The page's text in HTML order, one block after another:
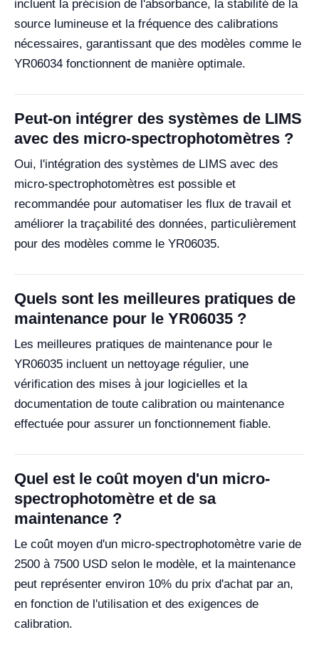
incluent la précision de l'absorbance, la stabilité de la
source lumineuse et la fréquence des calibrations
nécessaires, garantissant que des modèles comme le
YR06034 fonctionnent de manière optimale.
Peut-on intégrer des systèmes de LIMS
avec des micro-spectrophotomètres ?
Oui, l'intégration des systèmes de LIMS avec des
micro-spectrophotomètres est possible et
recommandée pour automatiser les flux de travail et
améliorer la traçabilité des données, particulièrement
pour des modèles comme le YR06035.
Quels sont les meilleures pratiques de
maintenance pour le YR06035 ?
Les meilleures pratiques de maintenance pour le
YR06035 incluent un nettoyage régulier, une
vérification des mises à jour logicielles et la
documentation de toute calibration ou maintenance
effectuée pour assurer un fonctionnement fiable.
Quel est le coût moyen d'un micro-
spectrophotomètre et de sa
maintenance ?
Le coût moyen d'un micro-spectrophotomètre varie de
2500 à 7500 USD selon le modèle, et la maintenance
peut représenter environ 10% du prix d'achat par an,
en fonction de l'utilisation et des exigences de
calibration.